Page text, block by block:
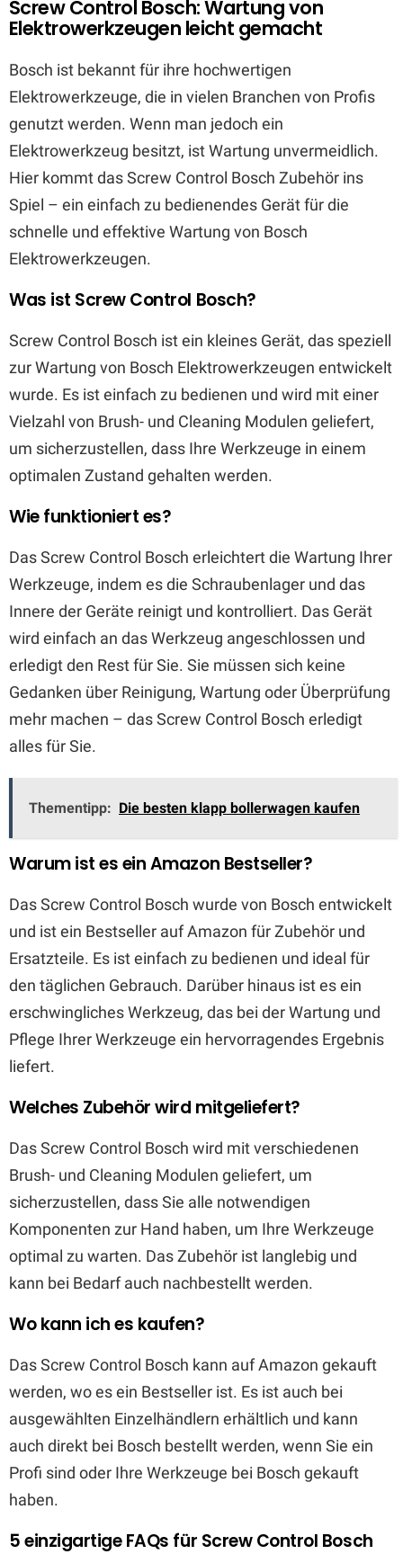
Screw Control Bosch: Wartung von
Elektrowerkzeugen leicht gemacht
Bosch ist bekannt für ihre hochwertigen
Elektrowerkzeuge, die in vielen Branchen von Profis
genutzt werden. Wenn man jedoch ein
Elektrowerkzeug besitzt, ist Wartung unvermeidlich.
Hier kommt das Screw Control Bosch Zubehör ins
Spiel – ein einfach zu bedienendes Gerät für die
schnelle und effektive Wartung von Bosch
Elektrowerkzeugen.
Was ist Screw Control Bosch?
Screw Control Bosch ist ein kleines Gerät, das speziell
zur Wartung von Bosch Elektrowerkzeugen entwickelt
wurde. Es ist einfach zu bedienen und wird mit einer
Vielzahl von Brush- und Cleaning Modulen geliefert,
um sicherzustellen, dass Ihre Werkzeuge in einem
optimalen Zustand gehalten werden.
Wie funktioniert es?
Das Screw Control Bosch erleichtert die Wartung Ihrer
Werkzeuge, indem es die Schraubenlager und das
Innere der Geräte reinigt und kontrolliert. Das Gerät
wird einfach an das Werkzeug angeschlossen und
erledigt den Rest für Sie. Sie müssen sich keine
Gedanken über Reinigung, Wartung oder Überprüfung
mehr machen – das Screw Control Bosch erledigt
alles für Sie.
Thementipp: Die besten klapp bollerwagen kaufen
Warum ist es ein Amazon Bestseller?
Das Screw Control Bosch wurde von Bosch entwickelt
und ist ein Bestseller auf Amazon für Zubehör und
Ersatzteile. Es ist einfach zu bedienen und ideal für
den täglichen Gebrauch. Darüber hinaus ist es ein
erschwingliches Werkzeug, das bei der Wartung und
Pflege Ihrer Werkzeuge ein hervorragendes Ergebnis
liefert.
Welches Zubehör wird mitgeliefert?
Das Screw Control Bosch wird mit verschiedenen
Brush- und Cleaning Modulen geliefert, um
sicherzustellen, dass Sie alle notwendigen
Komponenten zur Hand haben, um Ihre Werkzeuge
optimal zu warten. Das Zubehör ist langlebig und
kann bei Bedarf auch nachbestellt werden.
Wo kann ich es kaufen?
Das Screw Control Bosch kann auf Amazon gekauft
werden, wo es ein Bestseller ist. Es ist auch bei
ausgewählten Einzelhändlern erhältlich und kann
auch direkt bei Bosch bestellt werden, wenn Sie ein
Profi sind oder Ihre Werkzeuge bei Bosch gekauft
haben.
5 einzigartige FAQs für Screw Control Bosch